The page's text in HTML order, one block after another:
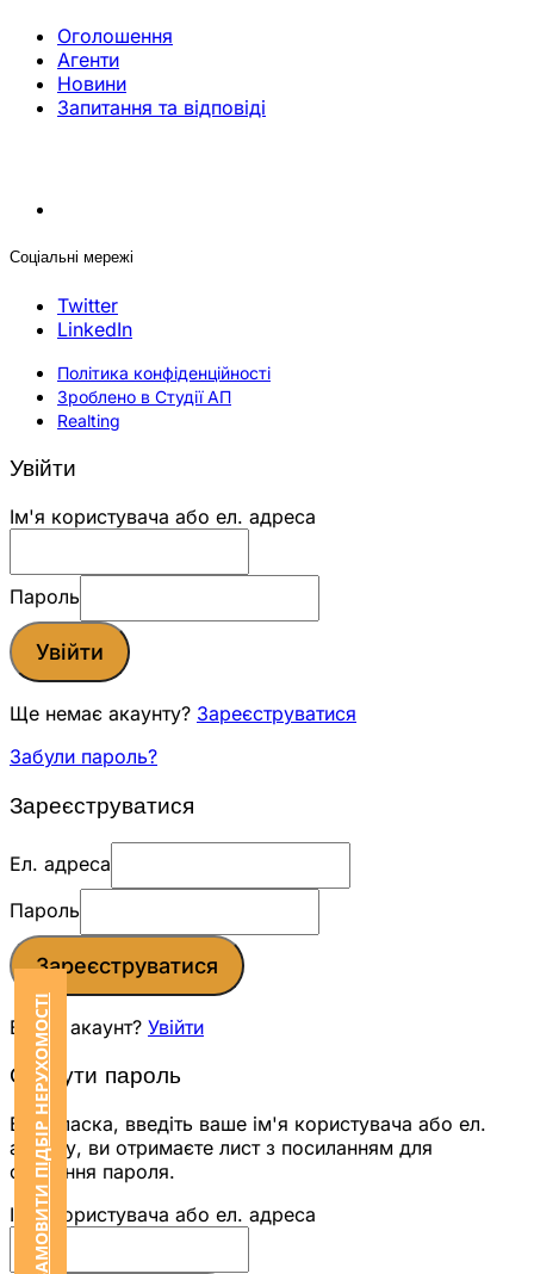
Оголошення
Агенти
Новини
Запитання та відповіді
Соціальні мережі
Twitter
LinkedIn
Політика конфіденційності
Зроблено в Студії АП
Realting
ЗАМОВИТИ ПІДБІР НЕРУХОМОСТІ
Увійти
Ім'я користувача або ел. адреса
Пароль
Увійти
Ще немає акаунту? Зареєструватися
Забули пароль?
Зареєструватися
Ел. адреса
Пароль
Зареєструватися
Вже є акаунт? Увійти
Скинути пароль
Будь ласка, введіть ваше ім'я користувача або ел.
адресу, ви отримаєте лист з посиланням для
скидання пароля.
Ім'я користувача або ел. адреса